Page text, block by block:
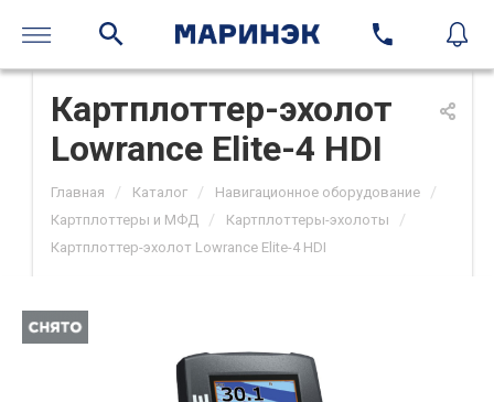
Картплоттер-эхолот
Lowrance Elite-4 HDI
Главная / Каталог / Навигационное оборудование /
Картплоттеры и МФД / Картплоттеры-эхолоты /
Картплоттер-эхолот Lowrance Elite-4 HDI